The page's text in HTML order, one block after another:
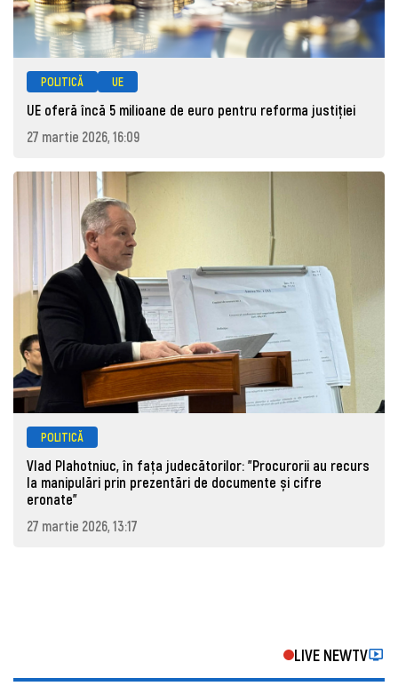
POLITICĂ UE
UE oferă încă 5 milioane de euro pentru reforma justiției
27 martie 2026, 16:09
POLITICĂ
Vlad Plahotniuc, în fața judecătorilor: "Procurorii au recurs
la manipulări prin prezentări de documente și cifre
eronate"
27 martie 2026, 13:17
LIVE NEWTV